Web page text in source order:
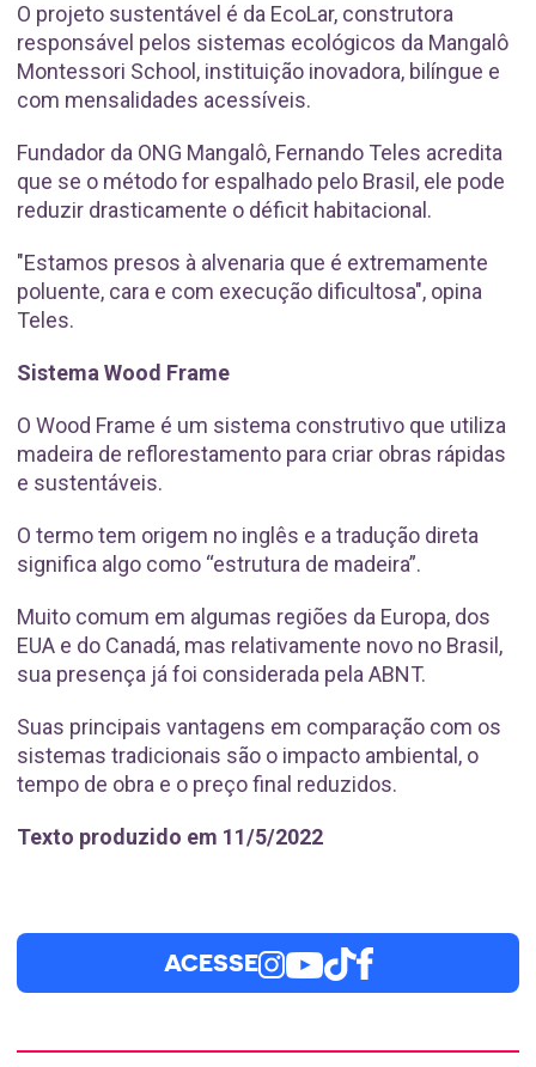
O projeto sustentável é da EcoLar, construtora
responsável pelos sistemas ecológicos da Mangalô
Montessori School, instituição inovadora, bilíngue e
com mensalidades acessíveis.
Fundador da ONG Mangalô, Fernando Teles acredita
que se o método for espalhado pelo Brasil, ele pode
reduzir drasticamente o déficit habitacional.
"Estamos presos à alvenaria que é extremamente
poluente, cara e com execução dificultosa", opina
Teles.
Sistema Wood Frame
O Wood Frame é um sistema construtivo que utiliza
madeira de reflorestamento para criar obras rápidas
e sustentáveis.
O termo tem origem no inglês e a tradução direta
significa algo como “estrutura de madeira”.
Muito comum em algumas regiões da Europa, dos
EUA e do Canadá, mas relativamente novo no Brasil,
sua presença já foi considerada pela ABNT.
Suas principais vantagens em comparação com os
sistemas tradicionais são o impacto ambiental, o
tempo de obra e o preço final reduzidos.
Texto produzido em 11/5/2022
ACESSE